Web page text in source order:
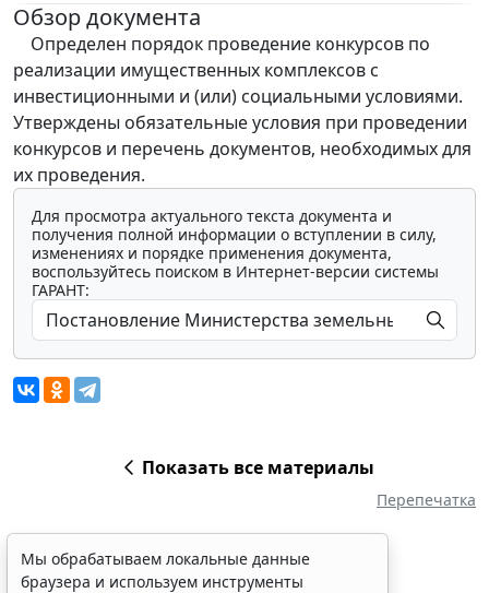
Обзор документа
Определен порядок проведение конкурсов по
реализации имущественных комплексов с
инвестиционными и (или) социальными условиями.
Утверждены обязательные условия при проведении
конкурсов и перечень документов, необходимых для
их проведения.
Для просмотра актуального текста документа и
получения полной информации о вступлении в силу,
изменениях и порядке применения документа,
воспользуйтесь поиском в Интернет-версии системы
ГАРАНТ:
Показать все материалы
Перепечатка
Мы обрабатываем локальные данные
браузера и используем инструменты